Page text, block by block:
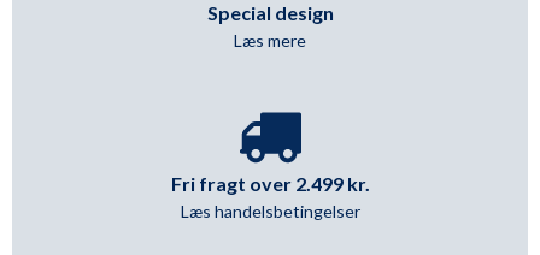
Special design
Læs mere
Fri fragt over 2.499 kr.
Læs handelsbetingelser